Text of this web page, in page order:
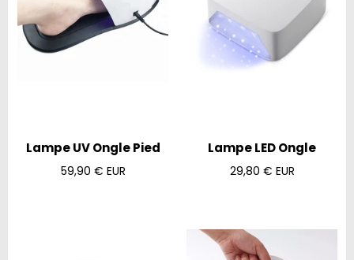
Lampe UV Ongle Pied
Prix
59,90 € EUR
Lampe LED Ongle
Prix
29,80 € EUR